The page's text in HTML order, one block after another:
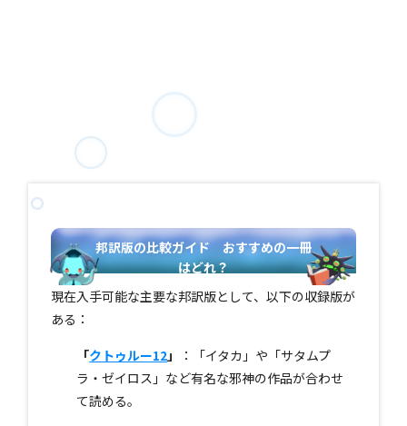
邦訳版の比較ガイド おすすめの一冊
はどれ？
現在入手可能な主要な邦訳版として、以下の収録版が
ある：
「クトゥルー12」
：「イタカ」や「サタムプ
ラ・ゼイロス」など有名な邪神の作品が合わせ
て読める。